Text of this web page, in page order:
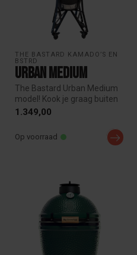
THE BASTARD KAMADO’S EN
BSTRD
Urban Medium
The Bastard Urban Medium
model! Kook je graag buiten
voor 4 tot 6 personen? Het ...
1.349,00
Op voorraad